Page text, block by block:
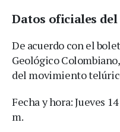
Datos oficiales del
De acuerdo con el
Geológico
del movimiento
Fecha y hora: Jueves
m.